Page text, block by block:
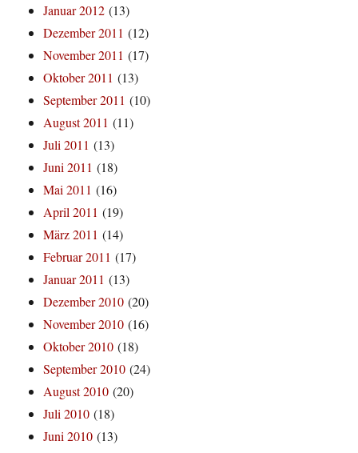
Januar 2012 (13)
Dezember 2011 (12)
November 2011 (17)
Oktober 2011 (13)
September 2011 (10)
August 2011 (11)
Juli 2011 (13)
Juni 2011 (18)
Mai 2011 (16)
April 2011 (19)
März 2011 (14)
Februar 2011 (17)
Januar 2011 (13)
Dezember 2010 (20)
November 2010 (16)
Oktober 2010 (18)
September 2010 (24)
August 2010 (20)
Juli 2010 (18)
Juni 2010 (13)